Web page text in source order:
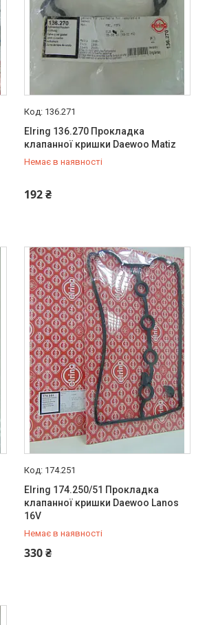
136.271
Elring 136.270 Прокладка
клапанної кришки Daewoo Matiz
Немає в наявності
192 ₴
+380 (95) 487-34-43
174.251
Elring 174.250/51 Прокладка
клапанної кришки Daewoo Lanos
16V
Немає в наявності
330 ₴
+380 (95) 487-34-43